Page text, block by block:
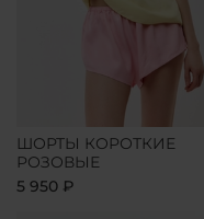
ШОРТЫ КОРОТКИЕ
РОЗОВЫЕ
5 950 ₽